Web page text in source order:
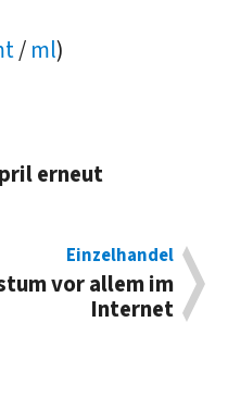
/ml)
erneut
Einzelhandel
vor allem im
Internet